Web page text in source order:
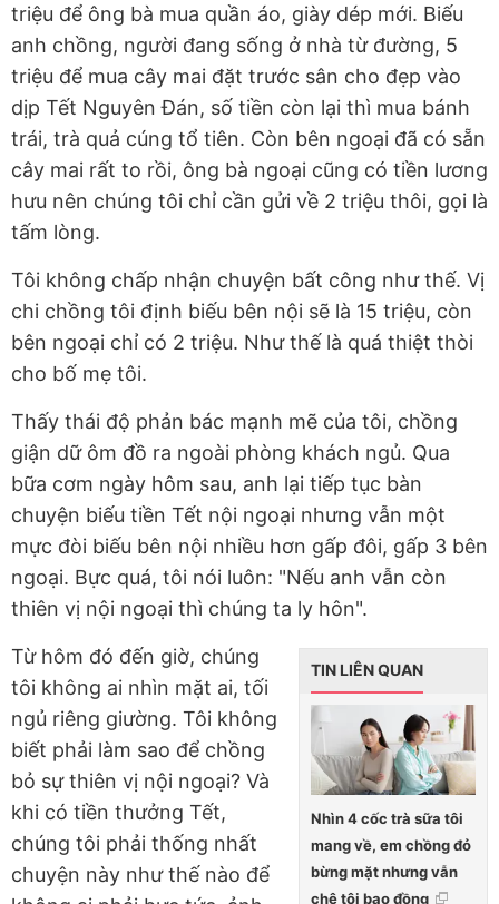
triệu để ông bà mua quần áo, giày dép mới. Biếu
anh chồng, người đang sống ở nhà từ đường, 5
triệu để mua cây mai đặt trước sân cho đẹp vào
dịp Tết Nguyên Đán, số tiền còn lại thì mua bánh
trái, trà quả cúng tổ tiên. Còn bên ngoại đã có sẵn
cây mai rất to rồi, ông bà ngoại cũng có tiền lương
hưu nên chúng tôi chỉ cần gửi về 2 triệu thôi, gọi là
tấm lòng.
Tôi không chấp nhận chuyện bất công như thế. Vị
chi chồng tôi định biếu bên nội sẽ là 15 triệu, còn
bên ngoại chỉ có 2 triệu. Như thế là quá thiệt thòi
cho bố mẹ tôi.
Thấy thái độ phản bác mạnh mẽ của tôi, chồng
giận dữ ôm đồ ra ngoài phòng khách ngủ. Qua
bữa cơm ngày hôm sau, anh lại tiếp tục bàn
chuyện biếu tiền Tết nội ngoại nhưng vẫn một
mực đòi biếu bên nội nhiều hơn gấp đôi, gấp 3 bên
ngoại. Bực quá, tôi nói luôn: "Nếu anh vẫn còn
thiên vị nội ngoại thì chúng ta ly hôn".
TIN LIÊN QUAN
Nhìn 4 cốc trà sữa tôi
mang về, em chồng đỏ
bừng mặt nhưng vẫn
chê tôi bao đồng
Từ hôm đó đến giờ, chúng
tôi không ai nhìn mặt ai, tối
ngủ riêng giường. Tôi không
biết phải làm sao để chồng
bỏ sự thiên vị nội ngoại? Và
khi có tiền thưởng Tết,
chúng tôi phải thống nhất
chuyện này như thế nào để